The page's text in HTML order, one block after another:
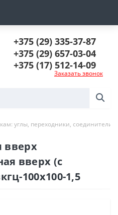
+375 (29) 335-37-87
+375 (29) 657-03-04
+375 (17) 512-14-09
Заказать звонок
углы, переходники, соединители
вверх
вверх (с
100х100-1,5